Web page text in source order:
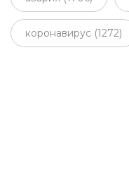
коронавирус (1272)